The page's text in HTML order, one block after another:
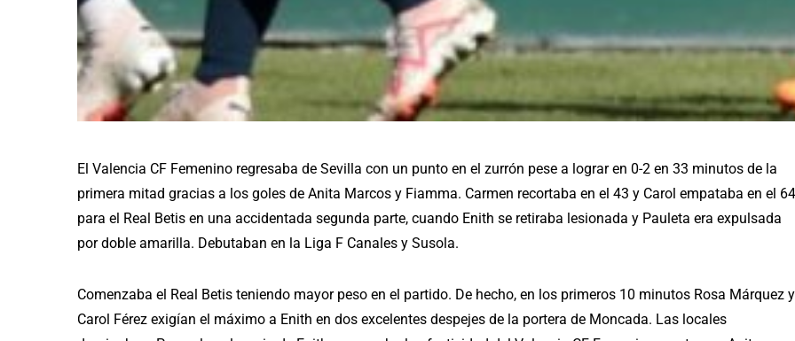
El Valencia CF Femenino regresaba de Sevilla con un punto en el zurrón pese a lograr en 0-2 en 33 minutos de la
primera mitad gracias a los goles de Anita Marcos y Fiamma. Carmen recortaba en el 43 y Carol empataba en el 64
para el Real Betis en una accidentada segunda parte, cuando Enith se retiraba lesionada y Pauleta era expulsada
por doble amarilla. Debutaban en la Liga F Canales y Susola.
Comenzaba el Real Betis teniendo mayor peso en el partido. De hecho, en los primeros 10 minutos Rosa Márquez y
Carol Férez exigían el máximo a Enith en dos excelentes despejes de la portera de Moncada. Las locales